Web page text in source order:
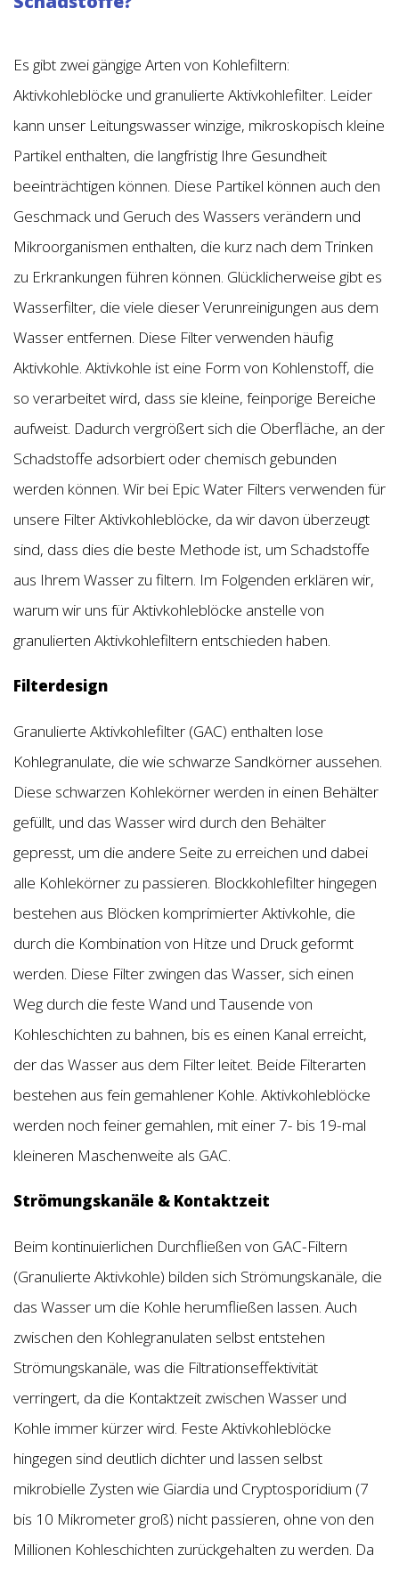
Es gibt zwei gängige Arten von Kohlefiltern:
Aktivkohleblöcke und granulierte Aktivkohlefilter. Leider
kann unser Leitungswasser winzige, mikroskopisch kleine
Partikel enthalten, die langfristig Ihre Gesundheit
beeinträchtigen können. Diese Partikel können auch den
Geschmack und Geruch des Wassers verändern und
Mikroorganismen enthalten, die kurz nach dem Trinken
zu Erkrankungen führen können. Glücklicherweise gibt es
Wasserfilter, die viele dieser Verunreinigungen aus dem
Wasser entfernen. Diese Filter verwenden häufig
Aktivkohle. Aktivkohle ist eine Form von Kohlenstoff, die
so verarbeitet wird, dass sie kleine, feinporige Bereiche
aufweist. Dadurch vergrößert sich die Oberfläche, an der
Schadstoffe adsorbiert oder chemisch gebunden
werden können. Wir bei Epic Water Filters verwenden für
unsere Filter Aktivkohleblöcke, da wir davon überzeugt
sind, dass dies die beste Methode ist, um Schadstoffe
aus Ihrem Wasser zu filtern. Im Folgenden erklären wir,
warum wir uns für Aktivkohleblöcke anstelle von
granulierten Aktivkohlefiltern entschieden haben.
Filterdesign
Granulierte Aktivkohlefilter (GAC) enthalten lose
Kohlegranulate, die wie schwarze Sandkörner aussehen.
Diese schwarzen Kohlekörner werden in einen Behälter
gefüllt, und das Wasser wird durch den Behälter
gepresst, um die andere Seite zu erreichen und dabei
alle Kohlekörner zu passieren. Blockkohlefilter hingegen
bestehen aus Blöcken komprimierter Aktivkohle, die
durch die Kombination von Hitze und Druck geformt
werden. Diese Filter zwingen das Wasser, sich einen
Weg durch die feste Wand und Tausende von
Kohleschichten zu bahnen, bis es einen Kanal erreicht,
der das Wasser aus dem Filter leitet. Beide Filterarten
bestehen aus fein gemahlener Kohle. Aktivkohleblöcke
werden noch feiner gemahlen, mit einer 7- bis 19-mal
kleineren Maschenweite als GAC.
Strömungskanäle & Kontaktzeit
Beim kontinuierlichen Durchfließen von GAC-Filtern
(Granulierte Aktivkohle) bilden sich Strömungskanäle, die
das Wasser um die Kohle herumfließen lassen. Auch
zwischen den Kohlegranulaten selbst entstehen
Strömungskanäle, was die Filtrationseffektivität
verringert, da die Kontaktzeit zwischen Wasser und
Kohle immer kürzer wird. Feste Aktivkohleblöcke
hingegen sind deutlich dichter und lassen selbst
mikrobielle Zysten wie Giardia und Cryptosporidium (7
bis 10 Mikrometer groß) nicht passieren, ohne von den
Millionen Kohleschichten zurückgehalten zu werden. Da